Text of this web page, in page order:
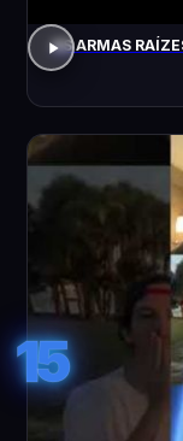
AS ARMAS
15